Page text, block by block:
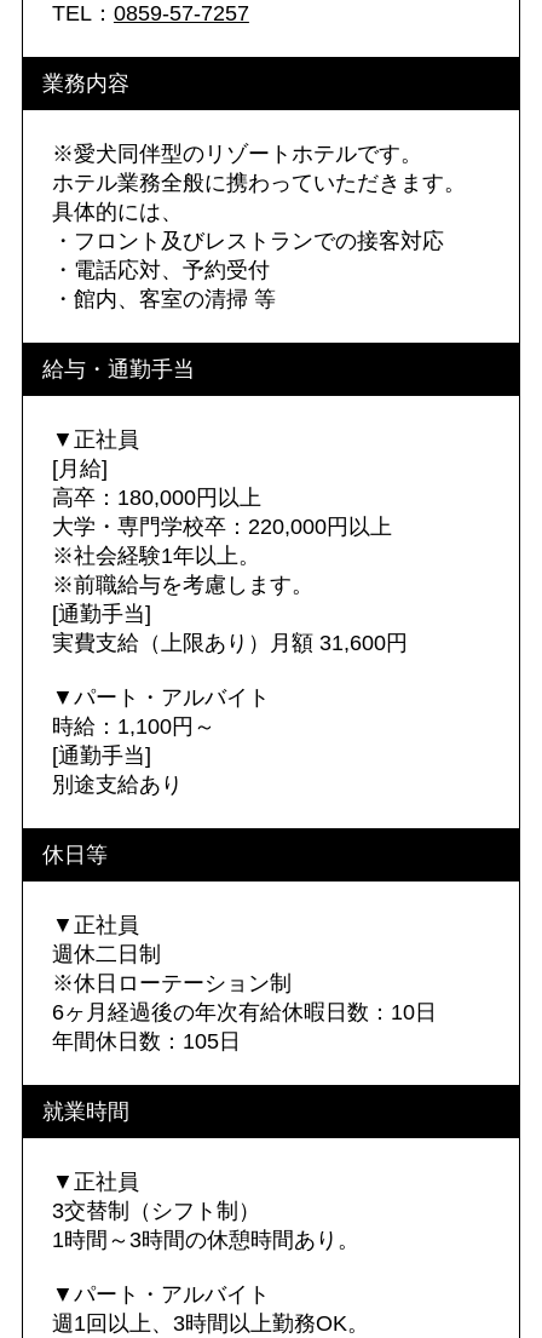
TEL： 0859-57-7257
業務内容
※愛犬同伴型のリゾートホテルです。
ホテル業務全般に携わっていただきます。
具体的には、
・フロント及びレストランでの接客対応
・電話応対、予約受付
・館内、客室の清掃 等
給与・通勤手当
▼正社員
[月給]
高卒：180,000円以上
大学・専門学校卒：220,000円以上
※社会経験1年以上。
※前職給与を考慮します。
[通勤手当]
実費支給（上限あり）月額 31,600円
▼パート・アルバイト
時給：1,100円～
[通勤手当]
別途支給あり
休日等
▼正社員
週休二日制
※休日ローテーション制
6ヶ月経過後の年次有給休暇日数：10日
年間休日数：105日
就業時間
▼正社員
3交替制（シフト制）
1時間～3時間の休憩時間あり。
▼パート・アルバイト
週1回以上、3時間以上勤務OK。